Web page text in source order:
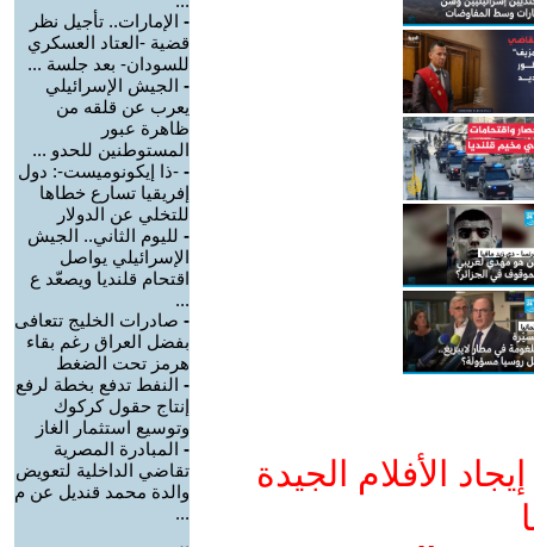
الأفلام الجيدة
- الإمارات.. تأجيل نظر
قضية -العتاد العسكري
للسودان- بعد جلسة ...
- الجيش الإسرائيلي
يعرب عن قلقه من
ظاهرة عبور
المستوطنين للحدو ...
- -ذا إيكونوميست-: دول
إفريقيا تسارع خطاها
للتخلي عن الدولار
- لليوم الثاني.. الجيش
الإسرائيلي يواصل
اقتحام قلنديا ويصعّد ع
...
- صادرات الخليج تتعافى
بفضل العراق رغم بقاء
هرمز تحت الضغط
- النفط تدفع بخطة لرفع
إنتاج حقول كركوك
وتوسيع استثمار الغاز
- المبادرة المصرية
تقاضي الداخلية لتعويض
والدة محمد قنديل عن م
...